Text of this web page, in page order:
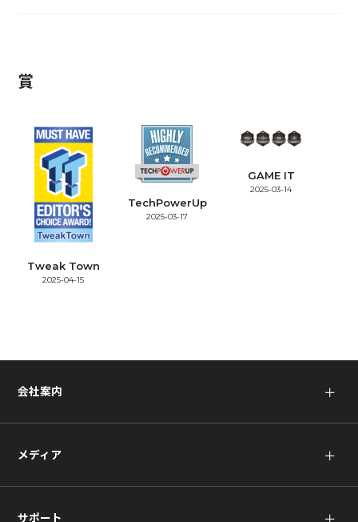
賞
Tweak Town
2025-04-15
TechPowerUp
2025-03-17
GAME IT
2025-03-14
会社案内 ＋
メディア ＋
サポート